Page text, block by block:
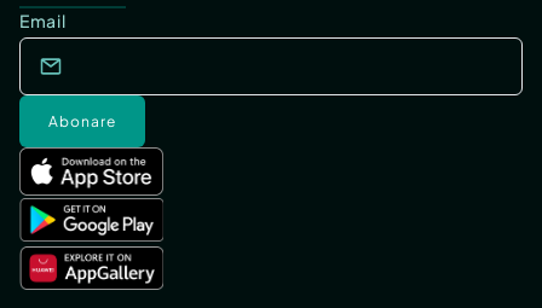
Email
Abonare